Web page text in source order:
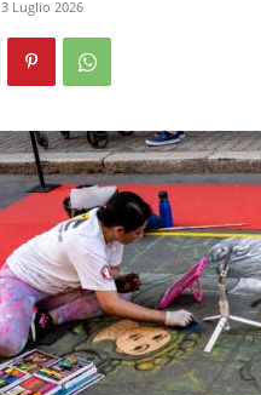
3 Luglio 2026